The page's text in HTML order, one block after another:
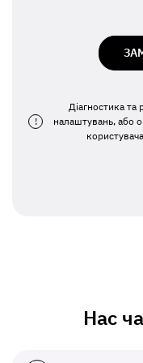
!
Діагностика
налаштувань, або
Нас